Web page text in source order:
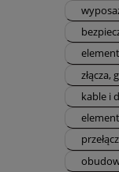
złącza,
kable i